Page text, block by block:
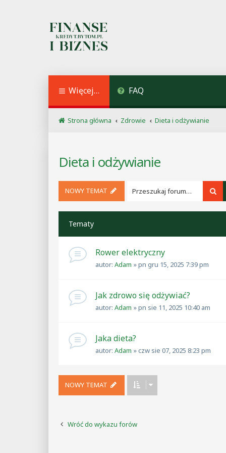
Więcej… FAQ
Strona główna Zdrowie Dieta i odżywianie
Dieta i odżywianie
NOWY TEMAT
Tematy
Rower elektryczny
autor: Adam »pn gru 15, 2025 7:39 pm
Jak zdrowo się odżywiać?
autor: Adam »pn sie 11, 2025 10:40 am
Jaka dieta?
autor: Adam »czw sie 07, 2025 8:23 pm
NOWY TEMAT
Wróć do wykazu forów